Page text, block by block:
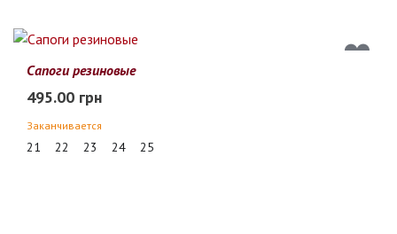
Сапоги резиновые
495.00 грн
Заканчивается
21 22 23 24 25